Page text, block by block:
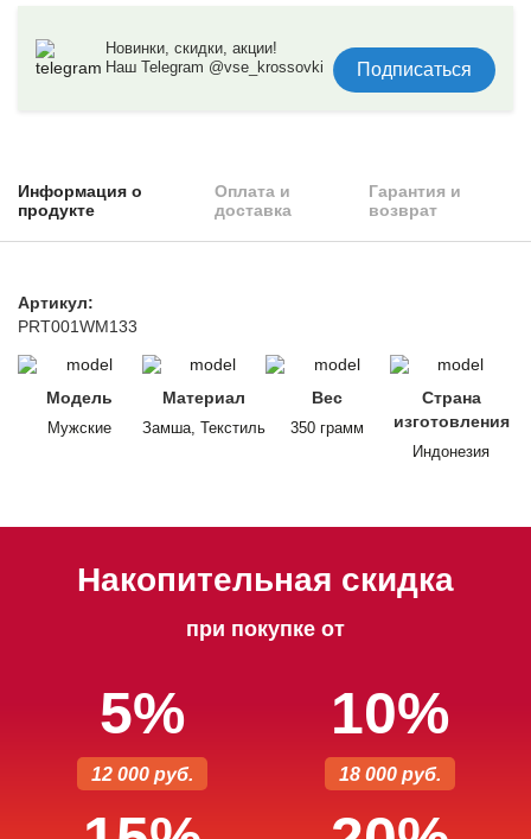
Новинки, скидки, акции!
Наш Telegram @vse_krossovki
Подписаться
Информация о
продукте
Оплата и
доставка
Гарантия и
возврат
Артикул:
PRT001WM133
Модель
Мужские
Материал
Замша, Текстиль
Вес
350 грамм
Страна
изготовления
Индонезия
Накопительная скидка
при покупке от
5%
12 000 руб.
10%
18 000 руб.